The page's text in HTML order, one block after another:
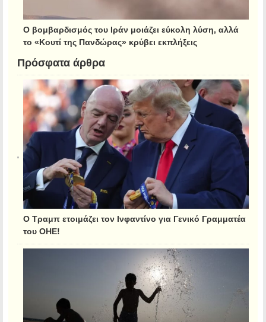
Ο βομβαρδισμός του Ιράν μοιάζει εύκολη λύση, αλλά
το «Κουτί της Πανδώρας» κρύβει εκπλήξεις
Πρόσφατα άρθρα
Ο Τραμπ ετοιμάζει τον Ινφαντίνο για Γενικό Γραμματέα
του ΟΗΕ!